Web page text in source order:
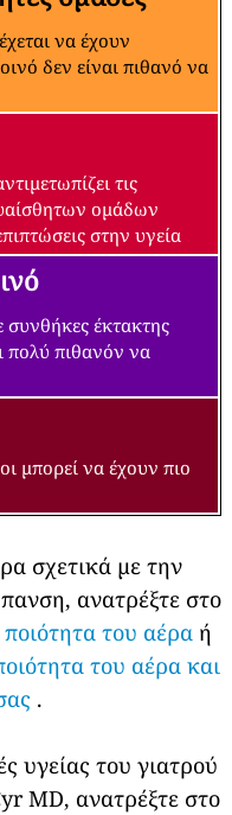
να έχουν
δεν είναι πιθανό να
τις
ομάδων
στην υγεία
συνθήκες έκτακτης
πολύ πιθανόν να
μπορεί να έχουν πιο
σχετικά με την
ανατρέξτε στο
του αέρα ή
του αέρα και
.
υγείας του γιατρού
MD, ανατρέξτε στο